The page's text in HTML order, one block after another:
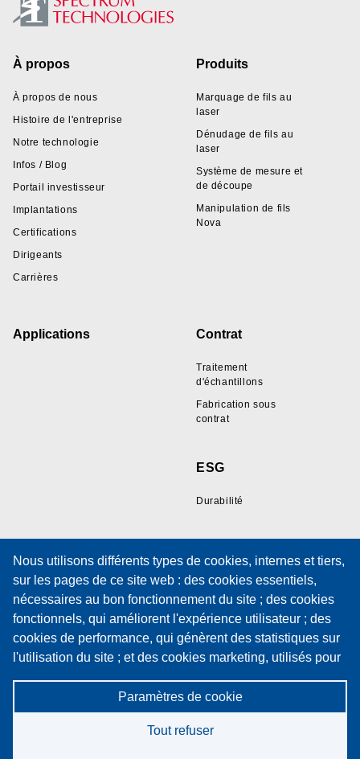
Nous utilisons différents types de cookies, internes et tiers,
sur les pages de ce site web : des cookies essentiels,
nécessaires au bon fonctionnement du site ; des cookies
fonctionnels, qui améliorent l'expérience utilisateur ; des
cookies de performance, qui génèrent des statistiques sur
l'utilisation du site ; et des cookies marketing, utilisés pour
choisissant "ACCEPTER TOUT", vous consentez à
l'utilisation de tous les cookies. Vous pouvez accepter ou
refuser chaque type de cookie individuellement et
Paramètres de cookie
Tout refuser
Footer
À propos
À propos de nous
Histoire de l'entreprise
Notre technologie
Infos / Blog
Portail investisseur
Implantations
Certifications
Dirigeants
Carrières
Produits
Marquage de fils au
laser
Dénudage de fils au
laser
Système de mesure et
de découpe
Manipulation de fils
Nova
Applications Contrat
Traitement
d'échantillons
Fabrication sous
contrat
ESG
Durabilité
Ressources
Galerie d'échantillons
de fils
Documents techniques
Politiques
confidentialité
Support
Formation
Formulaire de
demande de service